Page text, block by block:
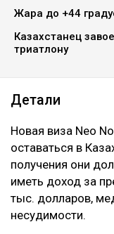
Жара до +44
Казахстанец
триатлону
Детали
Новая виза Neo
оставаться в
получения они
иметь доход за
тыс. долларов,
несудимости.